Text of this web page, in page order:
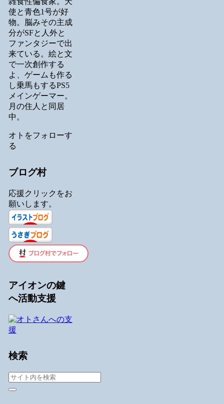
使と青色1号が好
物。脳みその主成
分がSFと人外と
ファンタジーで出
来ている。絵と文
で一次創作する
よ、ゲームも作る
し乗馬もするPS5
メインゲーマー。
月の住人と同居
中。
オトをフォローす
る
ブログ村
応援クリックをお
願いします。
アイオンの鍵
へ活動支援
検索